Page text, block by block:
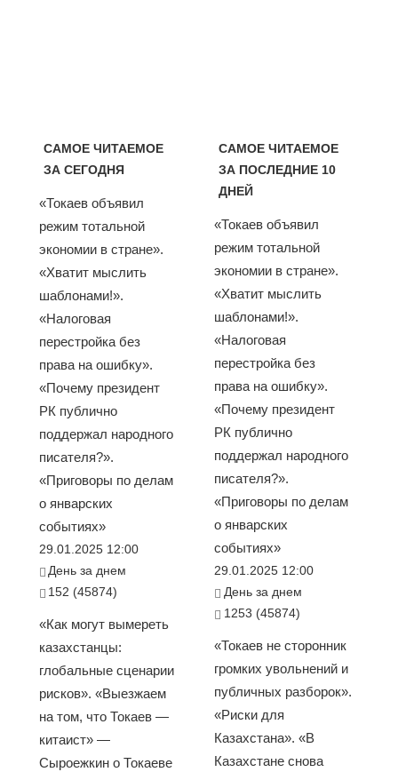
САМОЕ ЧИТАЕМОЕ
ЗА СЕГОДНЯ
«Токаев объявил
режим тотальной
экономии в стране».
«Хватит мыслить
шаблонами!».
«Налоговая
перестройка без
права на ошибку».
«Почему президент
РК публично
поддержал народного
писателя?».
«Приговоры по делам
о январских
событиях»
29.01.2025 12:00
День за днем
152 (45874)
«Как могут вымереть
казахстанцы:
глобальные сценарии
рисков». «Выезжаем
на том, что Токаев —
китаист» —
Сыроежкин о Токаеве
САМОЕ ЧИТАЕМОЕ
ЗА ПОСЛЕДНИЕ 10
ДНЕЙ
«Токаев объявил
режим тотальной
экономии в стране».
«Хватит мыслить
шаблонами!».
«Налоговая
перестройка без
права на ошибку».
«Почему президент
РК публично
поддержал народного
писателя?».
«Приговоры по делам
о январских
событиях»
29.01.2025 12:00
День за днем
1253 (45874)
«Токаев не сторонник
громких увольнений и
публичных разборок».
«Риски для
Казахстана». «В
Казахстане снова